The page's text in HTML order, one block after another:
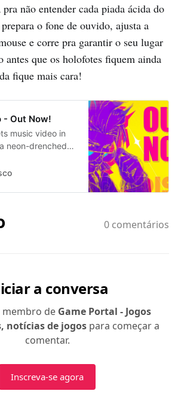
não entender cada piada ácida do
o fone de ouvido, ajusta a
e corre pra garantir o seu lugar
antes que os holofotes fiquem ainda
fique mais cara!
- Out Now!
music video in
neon-drenched
syncs to the
the villainous